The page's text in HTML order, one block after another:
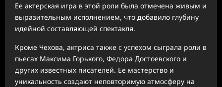
Ее актерская игра в этой роли была отмечена живым и
выразительным исполнением, что добавило глубину
идейной составляющей спектакля.
Кроме Чехова, актриса также с успехом сыграла роли в
пьесах Максима Горького, Федора Достоевского и
других известных писателей. Ее мастерство и
уникальность создают неповторимую атмосферу на